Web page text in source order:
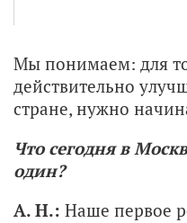
Мы понимаем: для
действительно
стране, нужно
Что сегодня в
один?
А. Н.: Наше первое